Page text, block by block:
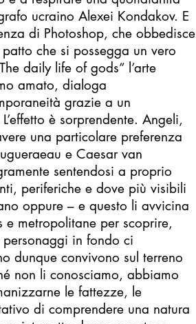
ucraino Alexei Kondakov. E
di Photoshop, che obbedisce
che si possegga un vero
daily life of gods” l’arte
amato, dialoga
grazie a un
è sorprendente. Angeli,
una particolare preferenza
e Caesar van
sentendosi a proprio
periferiche e dove più visibili
oppure – e questo li avvicina
metropolitane per scoprire,
in fondo ci
dunque convivono sul terreno
non li conosciamo, abbiamo
le fattezze, le
di comprendere una natura